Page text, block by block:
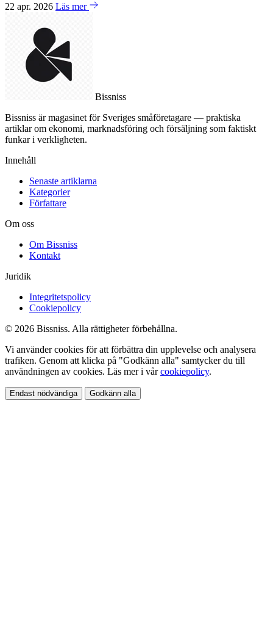
22 apr. 2026 Läs mer
Bissniss
Bissniss är magasinet för Sveriges småföretagare — praktiska
artiklar om ekonomi, marknadsföring och försäljning som faktiskt
funkar i verkligheten.
Innehåll
Senaste artiklarna
Kategorier
Författare
Om oss
Om Bissniss
Kontakt
Juridik
Integritetspolicy
Cookiepolicy
© 2026 Bissniss. Alla rättigheter förbehållna.
Vi använder cookies för att förbättra din upplevelse och analysera
trafiken. Genom att klicka på "Godkänn alla" samtycker du till
användningen av cookies. Läs mer i vårcookiepolicy.
Endast nödvändiga Godkänn alla